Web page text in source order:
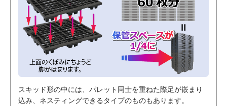
スキッド形の中には、パレット同士を重ねた際足が嵌まり
込み、ネスティングできるタイプのものもあります。